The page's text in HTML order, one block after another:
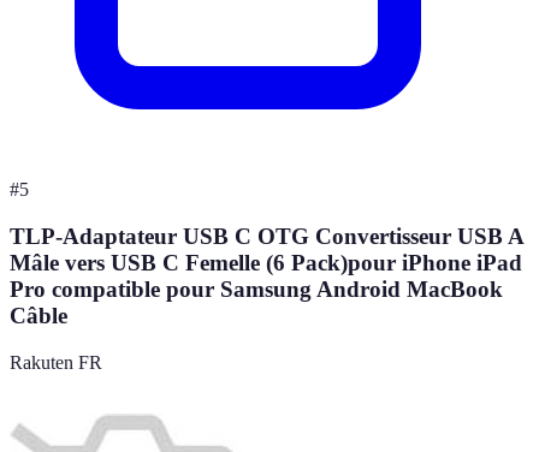
#5
TLP-Adaptateur USB C OTG Convertisseur USB A
Mâle vers USB C Femelle (6 Pack)pour iPhone iPad
Pro compatible pour Samsung Android MacBook
Câble
Rakuten FR